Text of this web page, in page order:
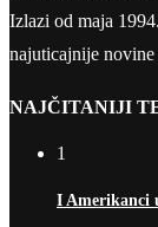
Izlazi od maja
najuticajnije
NAJČITANIJI
1
I Amerikanci